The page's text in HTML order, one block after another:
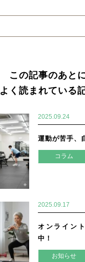
この記事のあと
よく読まれている
2025.09.24
運動が苦手、
コラム
2025.09.17
オンライン
中！
お知らせ